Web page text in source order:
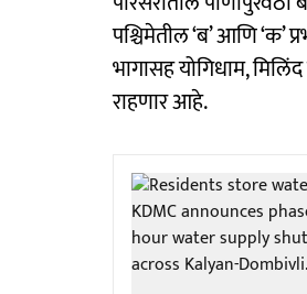
पश्चिमेतील ‘ब’ आणि ‘क’
भागासह योगिधाम,
राहणार आहे.